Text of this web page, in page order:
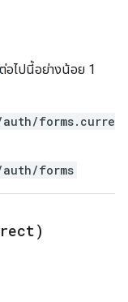
ต่อไปนี้อย่างน้อย 1
auth/forms.curre
forms